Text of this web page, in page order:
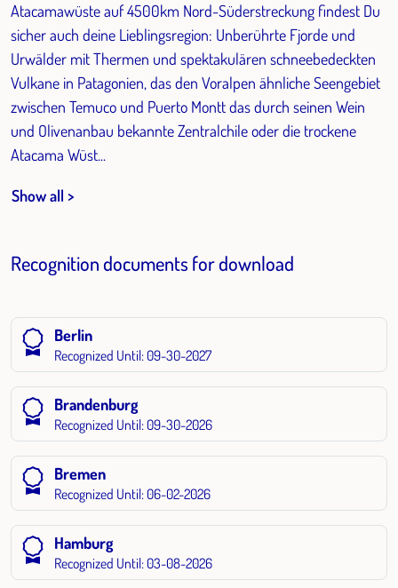
Atacamawüste auf 4500km Nord-Süderstreckung findest Du
sicher auch deine Lieblingsregion: Unberührte Fjorde und
Urwälder mit Thermen und spektakulären schneebedeckten
Vulkane in Patagonien, das den Voralpen ähnliche Seengebiet
zwischen Temuco und Puerto Montt das durch seinen Wein
und Olivenanbau bekannte Zentralchile oder die trockene
Atacama Wüst...
Show all >
Recognition documents for download
Berlin
Recognized Until: 09-30-2027
Brandenburg
Recognized Until: 09-30-2026
Bremen
Recognized Until: 06-02-2026
Hamburg
Recognized Until: 03-08-2026